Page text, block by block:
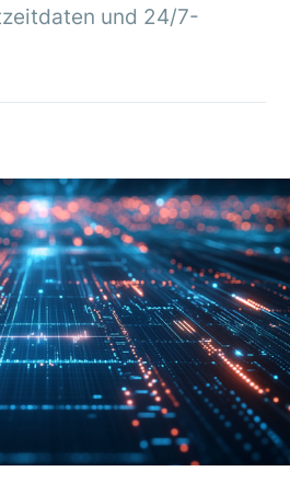
und 24/7-